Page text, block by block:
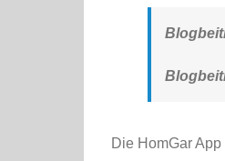
Die HomGar